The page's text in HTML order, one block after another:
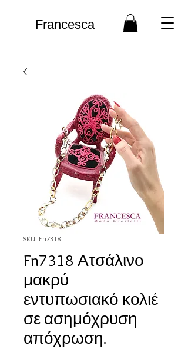
Francesca
SKU: Fn7318
Fn7318 Ατσάλινο
μακρύ
εντυπωσιακό κολιέ
σε ασημόχρυση
απόχρωση.